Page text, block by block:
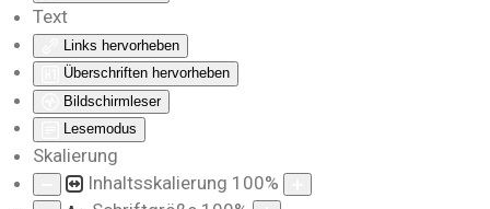
Text
Links hervorheben
Überschriften hervorheben
Bildschirmleser
Lesemodus
Skalierung
Inhaltsskalierung 100%